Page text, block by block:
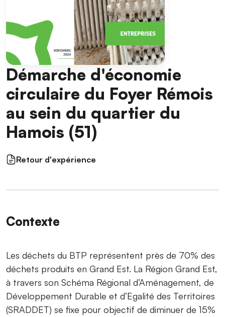
Démarche d'économie
circulaire du Foyer Rémois
au sein du quartier du
Hamois (51)
Retour d'expérience
Contexte
Les déchets du BTP représentent près de 70% des
déchets produits en Grand Est. La Région Grand Est,
à travers son Schéma Régional d’Aménagement, de
Développement Durable et d’Egalité des Territoires
(SRADDET) se fixe pour objectif de diminuer de 15%